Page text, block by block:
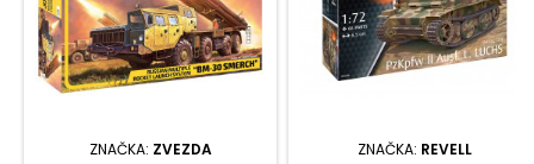
ZNAČKA: ZVEZDA ZNAČKA: REVELL